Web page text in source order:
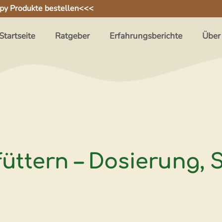
Produkte bestellen<<<
Startseite Ratgeber Erfahrungsberichte
– Dosierung,